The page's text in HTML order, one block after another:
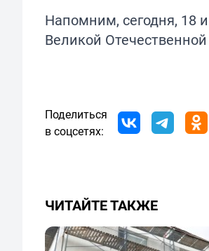
Напомним, сегодня, 18
Великой
Поделиться
в соцсетях:
ЧИТАЙТЕ ТАКЖЕ